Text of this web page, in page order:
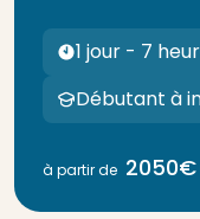
1 jour - 7
Débutant à
à partir de 2050€